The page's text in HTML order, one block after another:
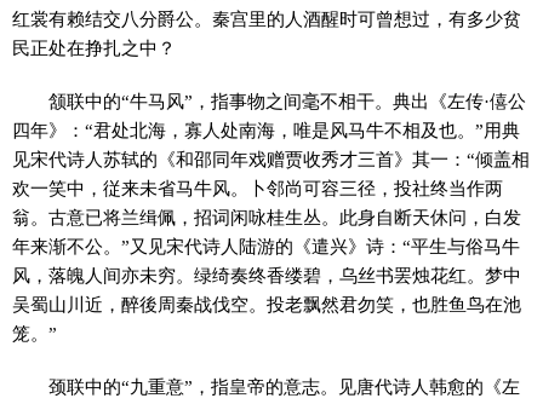
红裳有赖结交八分爵公。秦宫里的人酒醒时可曾想过，有多少贫
民正处在挣扎之中？
颔联中的“牛马风”，指事物之间毫不相干。典出《左传·僖公
四年》：“君处北海，寡人处南海，唯是风马牛不相及也。”用典
见宋代诗人苏轼的《和邵同年戏赠贾收秀才三首》其一：“倾盖相
欢一笑中，従来未省马牛风。卜邻尚可容三径，投社终当作两
翁。古意已将兰缉佩，招词闲咏桂生丛。此身自断天休问，白发
年来渐不公。”又见宋代诗人陆游的《遣兴》诗：“平生与俗马牛
风，落魄人间亦未穷。绿绮奏终香缕碧，乌丝书罢烛花红。梦中
吴蜀山川近，醉後周秦战伐空。投老飘然君勿笑，也胜鱼鸟在池
笼。”
颈联中的“九重意”，指皇帝的意志。见唐代诗人韩愈的《左